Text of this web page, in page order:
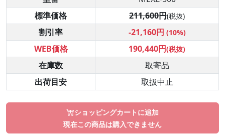
標準価格
211,600円(税抜)
割引率 -21,160円 (10%)
WEB価格 190,440円(税抜)
在庫数
取寄品
出荷目安
取扱中止
ショッピングカートに追加
現在この商品は購入できません